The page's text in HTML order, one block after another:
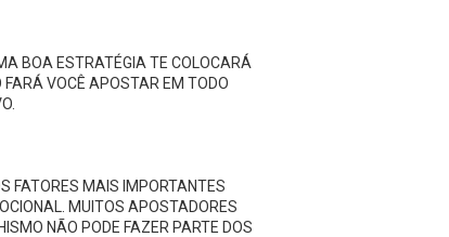
BOA ESTRATÉGIA TE COLOCARÁ
VOCÊ APOSTAR EM TODO
FATORES MAIS IMPORTANTES
MUITOS APOSTADORES
NÃO PODE FAZER PARTE DOS